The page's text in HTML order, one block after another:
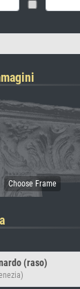
(raso)